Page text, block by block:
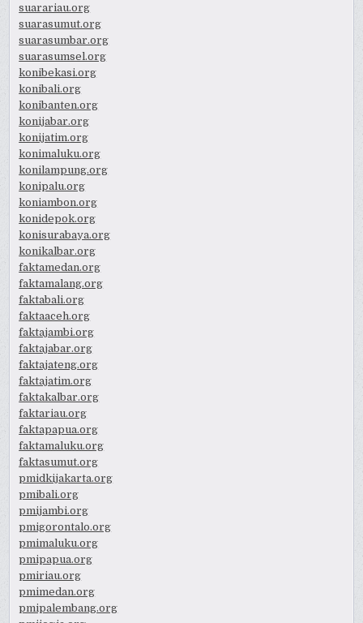
suarariau.org
suarasumut.org
suarasumbar.org
suarasumsel.org
konibekasi.org
konibali.org
konibanten.org
konijabar.org
konijatim.org
konimaluku.org
konilampung.org
konipalu.org
koniambon.org
konidepok.org
konisurabaya.org
konikalbar.org
faktamedan.org
faktamalang.org
faktabali.org
faktaaceh.org
faktajambi.org
faktajabar.org
faktajateng.org
faktajatim.org
faktakalbar.org
faktariau.org
faktapapua.org
faktamaluku.org
faktasumut.org
pmidkijakarta.org
pmibali.org
pmijambi.org
pmigorontalo.org
pmimaluku.org
pmipapua.org
pmiriau.org
pmimedan.org
pmipalembang.org